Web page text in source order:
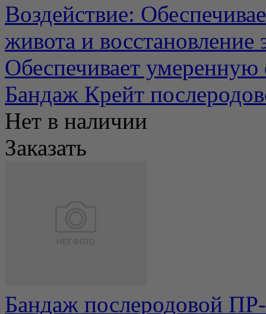
Воздействие:
живота и восстановление
Обеспечивает умеренную
Бандаж Крейт
Нет в наличии
Заказать
Бандаж послеродовой